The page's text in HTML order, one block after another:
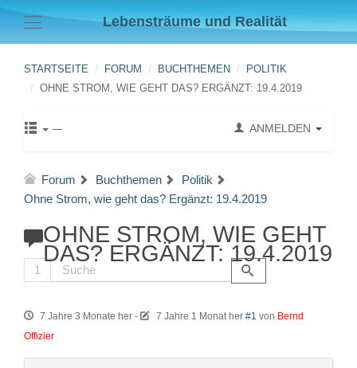
Lebensträume und Realität
STARTSEITE FORUM BUCHTHEMEN
POLITIK
OHNE STROM, WIE GEHT DAS? ERGÄNZT: 19.4.2019
ANMELDEN
Forum Buchthemen
Politik
Ohne Strom, wie geht das? Ergänzt: 19.4.2019
OHNE STROM, WIE GEHT
DAS? ERGÄNZT: 19.4.2019
1
7 Jahre 3 Monate her - 7 Jahre 1 Monat her #1 von Bernd
Offizier